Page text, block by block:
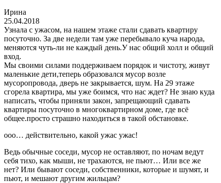
Ирина
25.04.2018
Узнала с ужасом, на нашем этаже стали сдавать квартиру
посуточно. За две недели там уже перебывало куча народа,
меняются чуть-ли не каждый день.У нас общий холл и общий
вход.
Мы своими силами поддерживаем порядок и чистоту, живут
маленькие дети,теперь образовался мусор возле
мусоропровода, дверь не закрывается, шум. На 29 этаже
сгорела квартира, мы уже боимся, что нас ждет? Не знаю куда
написать, чтобы приняли закон, запрещающий сдавать
квартиры посуточно в многоквартирном доме, где всё
общее.просто страшно находиться в такой обстановке.
ооо… действительно, какой ужас ужас!
Ведь обычные соседи, мусор не оставляют, по ночам ведут
себя тихо, как мыши, не трахаются, не пьют… Или все же
нет? Или бывают соседи, собственники, которые и шумят, и
пьют, и мешают другим жильцам?